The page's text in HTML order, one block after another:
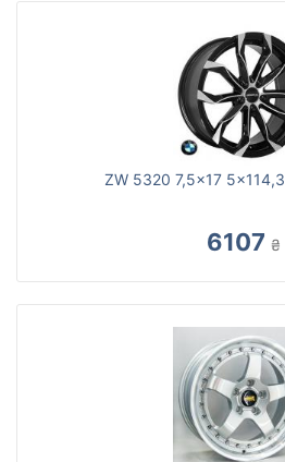
ZW 5320 7,5x17 5x114,3
6107 ₴